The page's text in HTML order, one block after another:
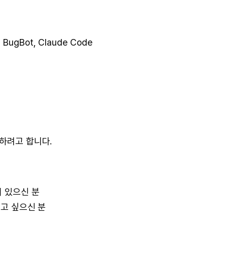
BugBot, Claude Code
려고 합니다.
있으신 분
싶으신 분